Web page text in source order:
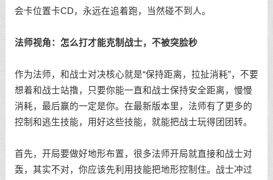
会卡位置卡CD，永远在追着跑，当然碰不到人。
法师视角：怎么打才能克制战士，不被突脸秒
作为法师，和战士对决核心就是“保持距离，拉扯消耗”，不要
想着和战士站撸，只要你能一直和战士保持安全距离，慢慢
消耗，最后赢的一定是你。在最新版本里，法师有了更多的
控制和逃生技能，用好这些技能，就能把战士玩得团团转。
首先，开局要做好地形布置，很多法师开局就直接和战士对
轰，其实不对，你应该先利用技能把地形控制住。战士冲过